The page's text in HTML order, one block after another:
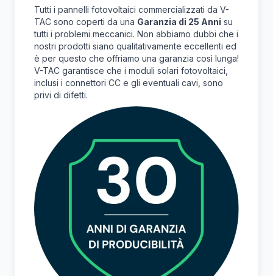
Tutti i pannelli fotovoltaici commercializzati da V-
TAC sono coperti da una Garanzia di 25 Anni su
tutti i problemi meccanici. Non abbiamo dubbi che i
nostri prodotti siano qualitativamente eccellenti ed
è per questo che offriamo una garanzia così lunga!
V-TAC garantisce che i moduli solari fotovoltaici,
inclusi i connettori CC e gli eventuali cavi, sono
privi di difetti.